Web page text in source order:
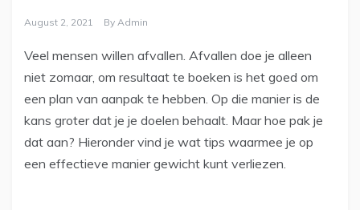
August 2, 2021 By Admin
Veel mensen willen afvallen. Afvallen doe je alleen
niet zomaar, om resultaat te boeken is het goed om
een plan van aanpak te hebben. Op die manier is de
kans groter dat je je doelen behaalt. Maar hoe pak je
dat aan? Hieronder vind je wat tips waarmee je op
een effectieve manier gewicht kunt verliezen.